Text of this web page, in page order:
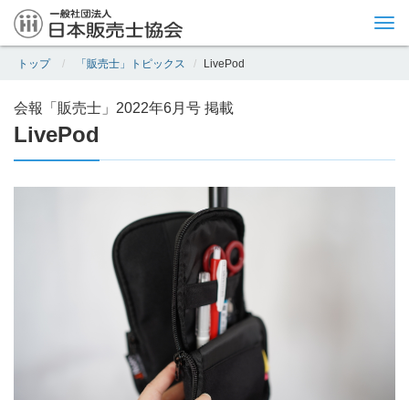
トップ 「販売士」トピックス LivePod
会報「販売士」2022年6月号 掲載
LivePod